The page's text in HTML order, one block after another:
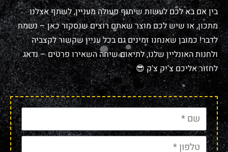
בין אם בא לכם לעשות שיתוף פעולה מעניין, לשתף אצלנו
מתכון, או שיש לכם מוצר שאתם רוצים שנסקור כאן – נשמח
לדבר! כמובן שאנחנו זמינים גם בכל עניין שקשור לקצביה
ולחנות האונליין שלנו, לתיאום שיחה השאירו פרטים – נדאג
לחזור אליכם צ'יק צ'ק 😎